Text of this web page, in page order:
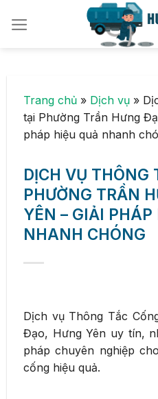
Trang chủ » Dịch vụ »
tại Phường Trần Hưng
pháp hiệu quả nhanh
DỊCH VỤ THÔNG
PHƯỜNG TRẦN
YÊN – GIẢI PHÁP
NHANH CHÓNG
Dịch vụ Thông Tắc
Đạo, Hưng Yên uy tín,
pháp chuyên nghiệp
cống hiệu quả.